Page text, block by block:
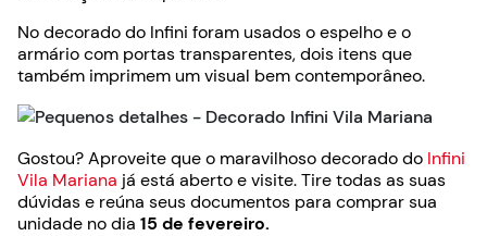
No decorado do Infini foram usados o espelho e o
armário com portas transparentes, dois itens que
também imprimem um visual bem contemporâneo.
Gostou? Aproveite que o maravilhoso decorado do Infini
Vila Mariana já está aberto e visite. Tire todas as suas
dúvidas e reúna seus documentos para comprar sua
unidade no dia 15 de fevereiro.